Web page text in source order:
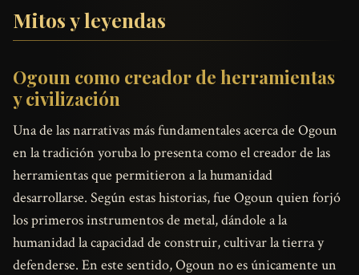
Mitos y leyendas
Ogoun como creador de herramientas
y civilización
Una de las narrativas más fundamentales acerca de Ogoun
en la tradición yoruba lo presenta como el creador de las
herramientas que permitieron a la humanidad
desarrollarse. Según estas historias, fue Ogoun quien forjó
los primeros instrumentos de metal, dándole a la
humanidad la capacidad de construir, cultivar la tierra y
defenderse. En este sentido, Ogoun no es únicamente un